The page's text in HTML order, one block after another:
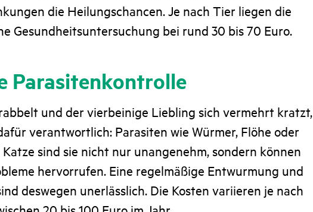
die Heilungschancen. Je nach Tier liegen die
Gesundheitsuntersuchung bei rund 30 bis 70 Euro.
Parasitenkontrolle
und der vierbeinige Liebling sich vermehrt kratzt,
verantwortlich: Parasiten wie Würmer, Flöhe oder
sind sie nicht nur unangenehm, sondern können
hervorrufen. Eine regelmäßige Entwurmung und
deswegen unerlässlich. Die Kosten variieren je nach